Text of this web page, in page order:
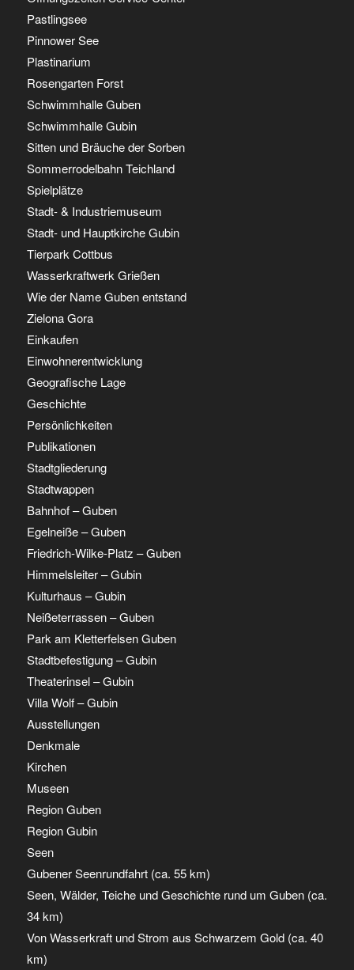
Pastlingsee
Pinnower See
Plastinarium
Rosengarten Forst
Schwimmhalle Guben
Schwimmhalle Gubin
Sitten und Bräuche der Sorben
Sommerrodelbahn Teichland
Spielplätze
Stadt- & Industriemuseum
Stadt- und Hauptkirche Gubin
Tierpark Cottbus
Wasserkraftwerk Grießen
Wie der Name Guben entstand
Zielona Gora
Einkaufen
Einwohnerentwicklung
Geografische Lage
Geschichte
Persönlichkeiten
Publikationen
Stadtgliederung
Stadtwappen
Bahnhof – Guben
Egelneiße – Guben
Friedrich-Wilke-Platz – Guben
Himmelsleiter – Gubin
Kulturhaus – Gubin
Neißeterrassen – Guben
Park am Kletterfelsen Guben
Stadtbefestigung – Gubin
Theaterinsel – Gubin
Villa Wolf – Gubin
Ausstellungen
Denkmale
Kirchen
Museen
Region Guben
Region Gubin
Seen
Gubener Seenrundfahrt (ca. 55 km)
Seen, Wälder, Teiche und Geschichte rund um Guben (ca.
34 km)
Von Wasserkraft und Strom aus Schwarzem Gold (ca. 40
km)